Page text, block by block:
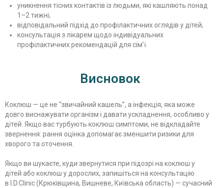
уникнення тісних контактів із людьми, які кашляють понад
1–2 тижні;
відповідальний підхід до профілактичних оглядів у дітей;
консультація з лікарем щодо індивідуальних
профілактичних рекомендацій для сім’ї.
Висновок
Коклюш — це не “звичайний кашель”, а інфекція, яка може
довго виснажувати організм і давати ускладнення, особливо у
дітей. Якщо вас турбують коклюш симптоми, не відкладайте
звернення: рання оцінка допомагає зменшити ризики для
хворого та оточення.
Якщо ви шукаєте, куди звернутися при підозрі на коклюш у
дітей або коклюш у дорослих, запишіться на консультацію
в I.D.Clinic (Крюківщина, Вишневе, Київська область) — сучасний